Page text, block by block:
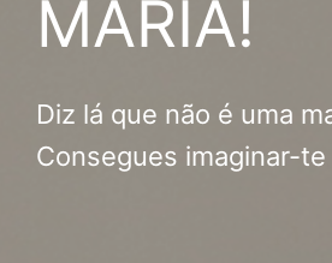
EDUCAÇÃO
CASA
MARIA!
Diz lá que não é uma
Consegues imaginar-